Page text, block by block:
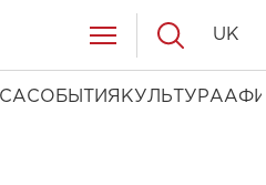
СОБЫТИЯ КУЛЬТУРА
UK